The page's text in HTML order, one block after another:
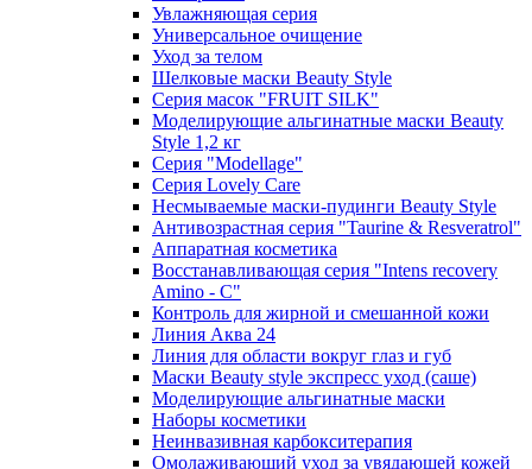
Увлажняющая серия
Универсальное очищение
Уход за телом
Шелковые маски Beauty Style
Серия масок "FRUIT SILK"
Моделирующие альгинатные маски Beauty
Style 1,2 кг
Серия "Modellage"
Cерия Lovely Care
Несмываемые маски-пудинги Beauty Style
Антивозрастная серия "Taurine & Resveratrol"
Аппаратная косметика
Восстанавливающая серия "Intens recovery
Amino - C"
Контроль для жирной и смешанной кожи
Линия Аква 24
Линия для области вокруг глаз и губ
Маски Beauty style экспресс уход (саше)
Моделирующие альгинатные маски
Наборы косметики
Неинвазивная карбокситерапия
Омолаживающий уход за увядающей кожей